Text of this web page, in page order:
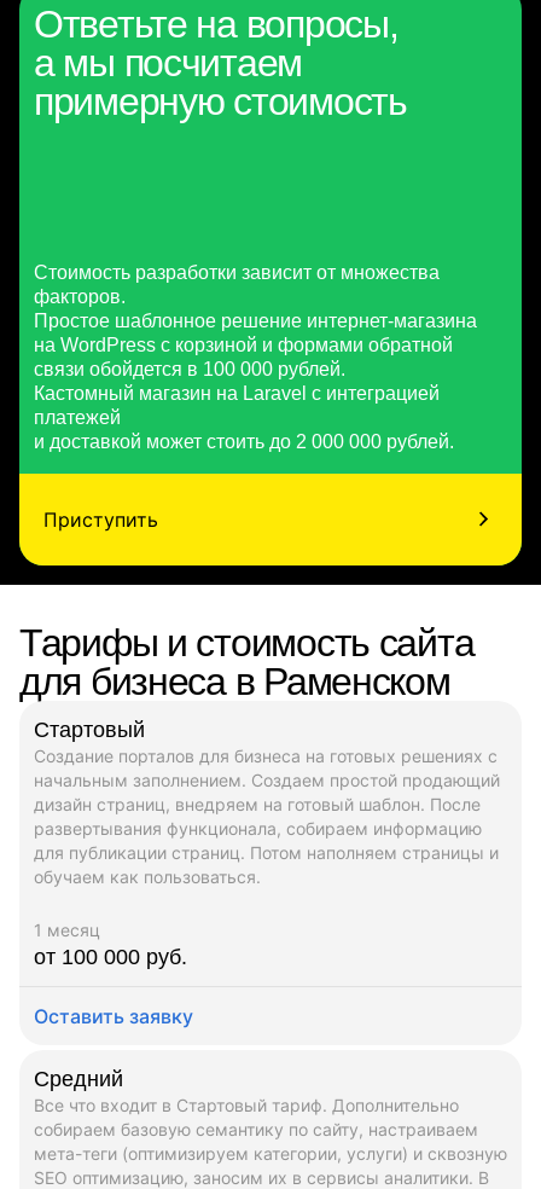
Ответьте на вопросы,
а мы посчитаем
примерную стоимость
Стоимость разработки зависит от множества
факторов.
Простое шаблонное решение интернет-магазина
на WordPress с корзиной и формами обратной
связи обойдется в 100 000 рублей.
Кастомный магазин на Laravel с интеграцией
платежей
и доставкой может стоить до 2 000 000 рублей.
Приступить
Тарифы и стоимость сайта
для бизнеса в Раменском
Стартовый
Создание порталов для бизнеса на готовых решениях с
начальным заполнением. Создаем простой продающий
дизайн страниц, внедряем на готовый шаблон. После
развертывания функционала, собираем информацию
для публикации страниц. Потом наполняем страницы и
обучаем как пользоваться.
1 месяц
от 100 000 руб.
Оставить заявку
Средний
Все что входит в Стартовый тариф. Дополнительно
собираем базовую семантику по сайту, настраиваем
мета-теги (оптимизируем категории, услуги) и сквозную
SEO оптимизацию, заносим их в сервисы аналитики. В